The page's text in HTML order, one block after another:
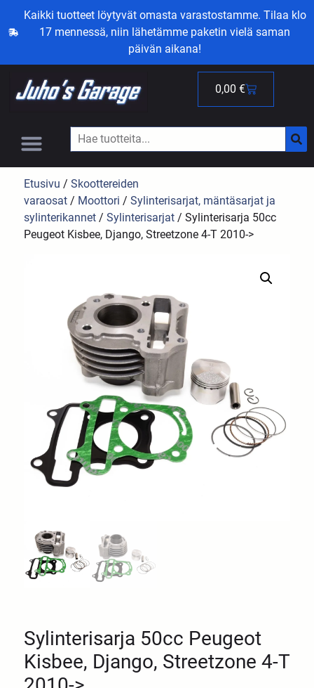
Kaikki tuotteet löytyvät omasta varastostamme. Tilaa klo
17 mennessä, niin lähetämme paketin vielä saman
päivän aikana!
0,00 €
Etusivu /Skoottereiden
varaosat / Moottori /Sylinterisarjat, mäntäsarjat ja
sylinterikannet /Sylinterisarjat / Sylinterisarja 50cc
Peugeot Kisbee, Django, Streetzone 4-T 2010->
Sylinterisarja 50cc Peugeot
Kisbee, Django, Streetzone 4-T